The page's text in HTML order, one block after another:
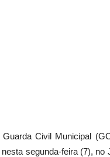
Civil Municipal
segunda-feira (7),